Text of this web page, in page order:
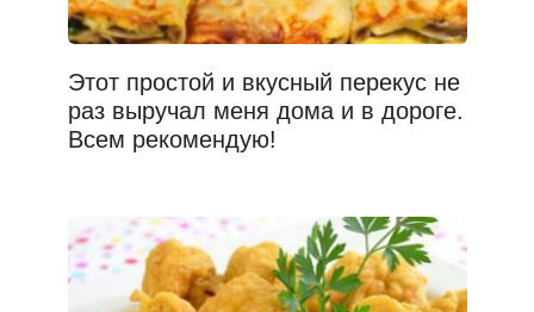
Этот простой и вкусный перекус не
раз выручал меня дома и в дороге.
Всем рекомендую!